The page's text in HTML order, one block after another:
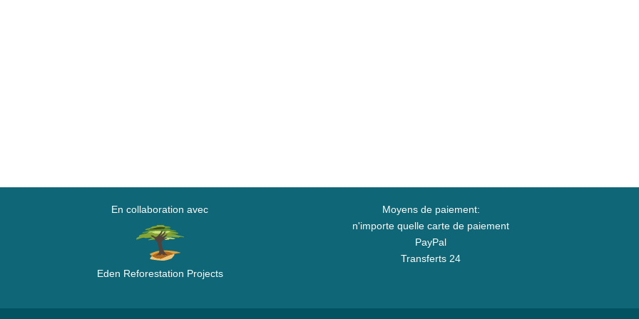
En collaboration avec
Eden Reforestation Projects
Moyens de paiement:
n'importe quelle carte de paiement
PayPal
Transferts 24